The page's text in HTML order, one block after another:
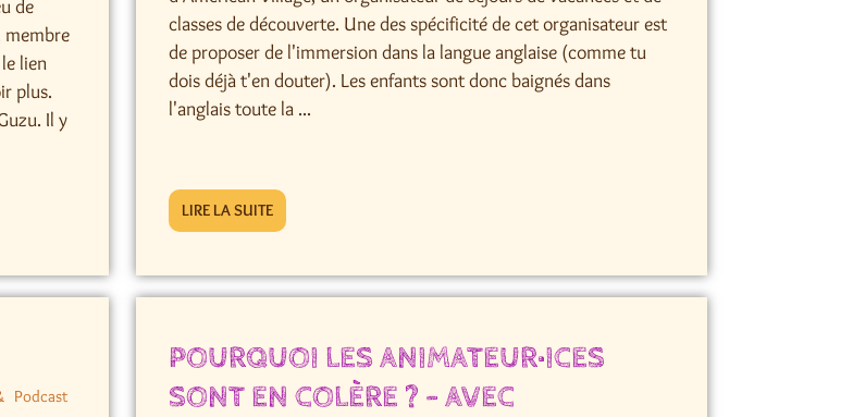
de
membre
lien
plus.
Il y
classes de découverte. Une des spécificité de cet organisateur est
de proposer de l'immersion dans la langue anglaise (comme tu
dois déjà t'en douter). Les enfants sont donc baignés dans
l'anglais toute la ...
LIRE LA SUITE
Podcast
POURQUOI LES ANIMATEUR·ICES
SONT EN COLÈRE ? – AVEC